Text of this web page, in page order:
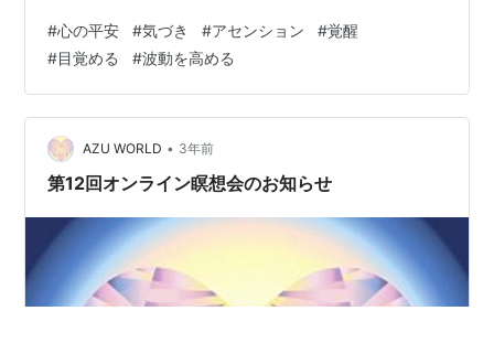
出しました。自分は純粋で大きな限りない、完璧な空間
で、全知全能で、お金もどんどん生み出すことができる
意識であると。しっかりはっきり思い出した。 だから次
からは「みんなから好かれて、みんなからあこがれる存
在になる物語」「お金をどんどん生み出し次から次へと
お金が湧き水のように湧いて出てくる体験」「や…
#心の平安 #気づき #アセンション #覚醒
#目覚める #波動を高める
AZU WORLD • 3年前
第12回オンライン瞑想会のお知らせ